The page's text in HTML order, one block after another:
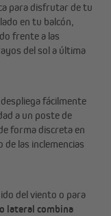
para disfrutar de tu
en tu balcón,
frente a las
del sol a última
fácilmente
a un poste de
forma discreta en
las inclemencias
del viento o para
lateral combina